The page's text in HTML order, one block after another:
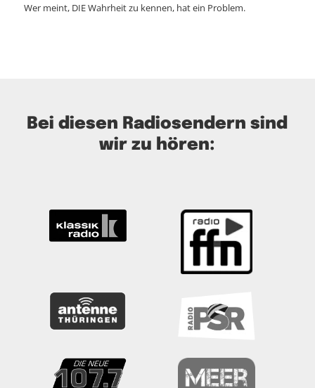
Wer meint, DIE Wahrheit zu kennen, hat ein Problem.
Bei diesen Radiosendern sind
wir zu hören: